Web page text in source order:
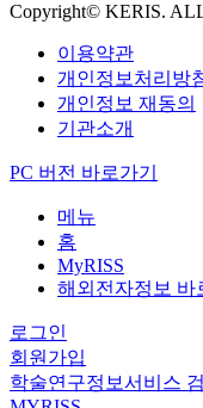
Copyright© KERIS.
이용약관
개인정보처리방
개인정보 재동의
기관소개
PC 버전 바로가기
메뉴
홈
MyRISS
해외전자정보 바
로그인
회원가입
학술연구정보서비스